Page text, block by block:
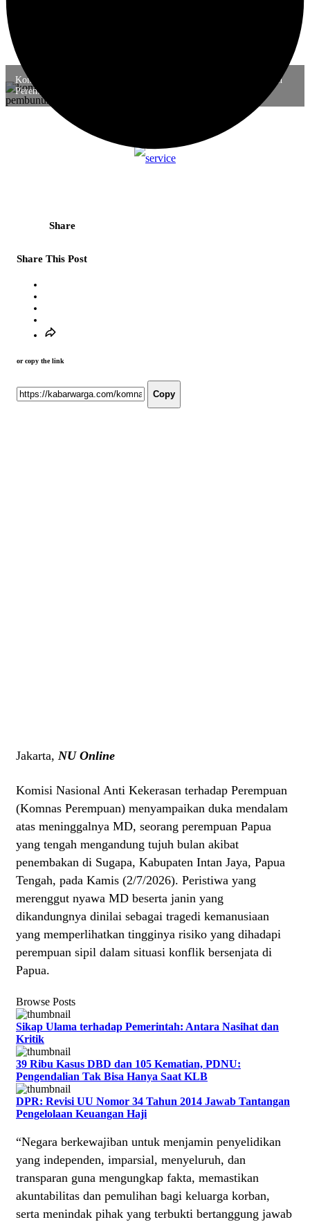
Komnas Perempuan Desak Investigasi Independen atas Pembunuhan
Perempuan Hamil di Papua Tengah
Share
Share This Post
or copy the link
Copy
Jakarta,NU Online
Komisi Nasional Anti Kekerasan terhadap Perempuan
(Komnas Perempuan) menyampaikan duka mendalam
atas meninggalnya MD, seorang perempuan Papua
yang tengah mengandung tujuh bulan akibat
penembakan di Sugapa, Kabupaten Intan Jaya, Papua
Tengah, pada Kamis (2/7/2026). Peristiwa yang
merenggut nyawa MD beserta janin yang
dikandungnya dinilai sebagai tragedi kemanusiaan
yang memperlihatkan tingginya risiko yang dihadapi
perempuan sipil dalam situasi konflik bersenjata di
Papua.
Browse Posts
Sikap Ulama terhadap Pemerintah: Antara Nasihat dan
Kritik
39 Ribu Kasus DBD dan 105 Kematian, PDNU:
Pengendalian Tak Bisa Hanya Saat KLB
DPR: Revisi UU Nomor 34 Tahun 2014 Jawab Tantangan
Pengelolaan Keuangan Haji
“Negara berkewajiban untuk menjamin penyelidikan
yang independen, imparsial, menyeluruh, dan
transparan guna mengungkap fakta, memastikan
akuntabilitas dan pemulihan bagi keluarga korban,
serta menindak pihak yang terbukti bertanggung jawab